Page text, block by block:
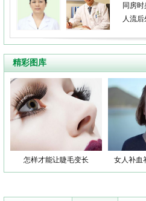
同房
人流
精彩图库
怎样才能让睫毛变长 女人补血